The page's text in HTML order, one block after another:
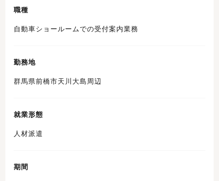
職種
自動車ショールームでの受付案内業務
勤務地
群馬県前橋市天川大島周辺
就業形態
人材派遣
期間